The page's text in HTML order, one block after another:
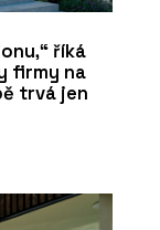
říká
firmy na
trvá jen